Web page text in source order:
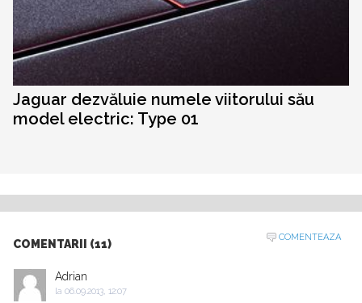
Jaguar dezvăluie numele viitorului său
model electric: Type 01
COMENTARII (11)
COMENTEAZA
Adrian
la 06.09.2013, 12:07